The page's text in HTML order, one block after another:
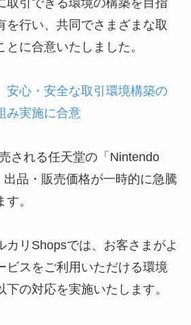
を行い、共同でさまざまな取
とに合意いたしました。
安心・安全な取引環境構築の
み実施に合意
される任天堂の「Nintendo
品・販売価格が一時的に急騰
す。
カリShopsでは、お客さまがよ
ビスをご利用いただける環境
下の対応を実施いたします。